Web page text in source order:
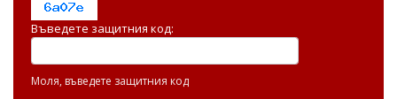
Въведете защитния код:
Моля, въведете защитния код